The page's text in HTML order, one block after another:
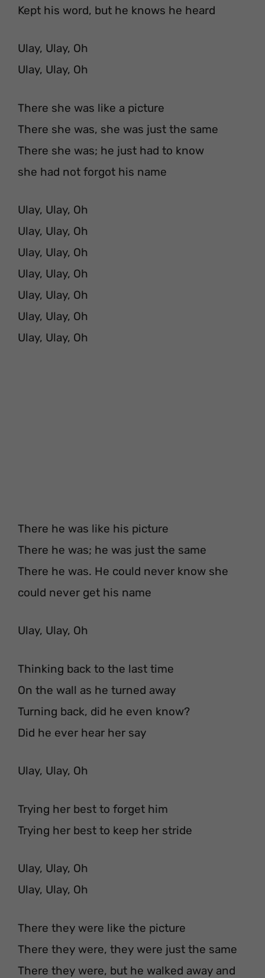
Kept his word, but he knows he heard
Ulay, Ulay, Oh
Ulay, Ulay, Oh
There she was like a picture
There she was, she was just the same
There she was; he just had to know
she had not forgot his name
Ulay, Ulay, Oh
Ulay, Ulay, Oh
Ulay, Ulay, Oh
Ulay, Ulay, Oh
Ulay, Ulay, Oh
Ulay, Ulay, Oh
Ulay, Ulay, Oh
There he was like his picture
There he was; he was just the same
There he was. He could never know she
could never get his name
Ulay, Ulay, Oh
Thinking back to the last time
On the wall as he turned away
Turning back, did he even know?
Did he ever hear her say
Ulay, Ulay, Oh
Trying her best to forget him
Trying her best to keep her stride
Ulay, Ulay, Oh
Ulay, Ulay, Oh
There they were like the picture
There they were, they were just the same
There they were, but he walked away and